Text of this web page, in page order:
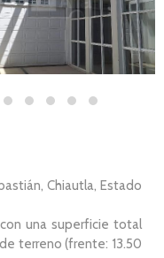
Chiautla, Estado
una superficie total
terreno (frente: 13.50